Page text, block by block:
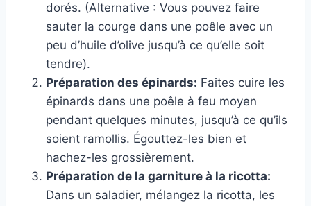
dorés. (Alternative : Vous pouvez faire
sauter la courge dans une poêle avec un
peu d’huile d’olive jusqu’à ce qu’elle soit
tendre).
Préparation des épinards: Faites cuire les
épinards dans une poêle à feu moyen
pendant quelques minutes, jusqu’à ce qu’ils
soient ramollis. Égouttez-les bien et
hachez-les grossièrement.
Préparation de la garniture à la ricotta:
Dans un saladier, mélangez la ricotta, les